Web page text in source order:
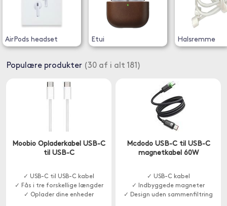
AirPods headset Etui Halsremme
Populære produkter (30 af i alt 181)
Moobio Opladerkabel USB-C
til USB-C
✓ USB-C til USB-C kabel
✓ Fås i tre forskellige længder
✓ Oplader dine enheder
Mcdodo USB-C til USB-C
magnetkabel 60W
✓ USB-C kabel
✓ Indbyggede magneter
✓ Design uden sammenfiltring